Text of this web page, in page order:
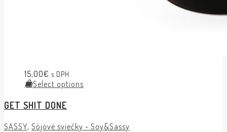
15,00€ s DPH
Select options
GET SHIT DONE
SASSY, Sójové sviečky - Soy&Sassy